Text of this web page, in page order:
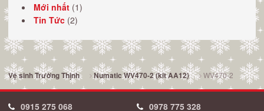
Mới nhất(1)
Tin Tức(2)
Vệ sinh Trường Thịnh Numatic WV470-2 (kit AA12) WV470-2
0915 275 068 0978 775 328